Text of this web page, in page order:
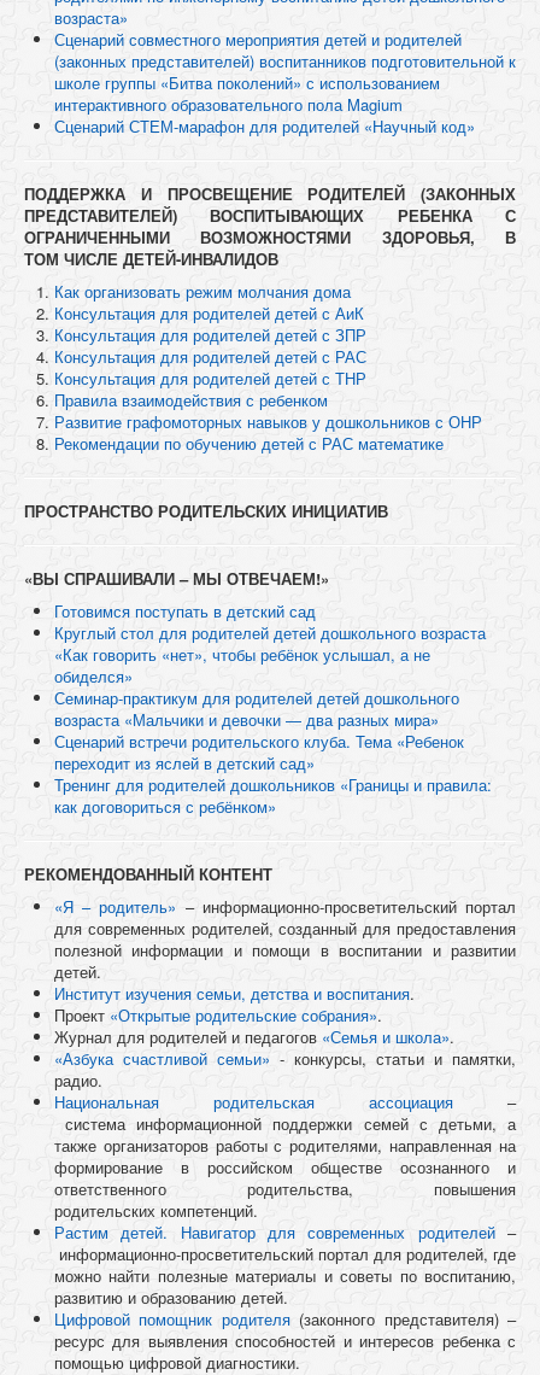
возраста»
Сценарий совместного мероприятия детей и родителей
(законных представителей) воспитанников подготовительной к
школе группы «Битва поколений» с использованием
интерактивного образовательного пола Magium
Сценарий СТЕМ-марафон для родителей «Научный код»
ПОДДЕРЖКА И ПРОСВЕЩЕНИЕ РОДИТЕЛЕЙ (ЗАКОННЫХ
ПРЕДСТАВИТЕЛЕЙ) ВОСПИТЫВАЮЩИХ РЕБЕНКА С
ОГРАНИЧЕННЫМИ ВОЗМОЖНОСТЯМИ ЗДОРОВЬЯ, В
ТОМ ЧИСЛЕ ДЕТЕЙ-ИНВАЛИДОВ
Как организовать режим молчания дома
Консультация для родителей детей с АиК
Консультация для родителей детей с ЗПР
Консультация для родителей детей с РАС
Консультация для родителей детей с ТНР
Правила взаимодействия с ребенком
Развитие графомоторных навыков у дошкольников с ОНР
Рекомендации по обучению детей с РАС математике
ПРОСТРАНСТВО РОДИТЕЛЬСКИХ ИНИЦИАТИВ
«ВЫ СПРАШИВАЛИ – МЫ ОТВЕЧАЕМ!»
Готовимся поступать в детский сад
Круглый стол для родителей детей дошкольного возраста
«Как говорить «нет», чтобы ребёнок услышал, а не
обиделся»
Семинар-практикум для родителей детей дошкольного
возраста «Мальчики и девочки — два разных мира»
Сценарий встречи родительского клуба. Тема «Ребенок
переходит из яслей в детский сад»
Тренинг для родителей дошкольников «Границы и правила:
как договориться с ребёнком»
РЕКОМЕНДОВАННЫЙ КОНТЕНТ
«Я – родитель» – информационно-просветительский портал
для современных родителей, созданный для предоставления
полезной информации и помощи в воспитании и развитии
детей.
Институт изучения семьи, детства и воспитания.
Проект «Открытые родительские собрания».
Журнал для родителей и педагогов «Семья и школа».
«Азбука счастливой семьи» - конкурсы, статьи и памятки,
радио.
Национальная родительская ассоциация –
система информационной поддержки семей с детьми, а
также организаторов работы с родителями, направленная на
формирование в российском обществе осознанного и
ответственного родительства, повышения
родительских компетенций.
Растим детей. Навигатор для современных родителей–
информационно-просветительский портал для родителей, где
можно найти полезные материалы и советы по воспитанию,
развитию и образованию детей.
Цифровой помощник родителя(законного представителя) –
ресурс для выявления способностей и интересов ребенка с
помощью цифровой диагностики.